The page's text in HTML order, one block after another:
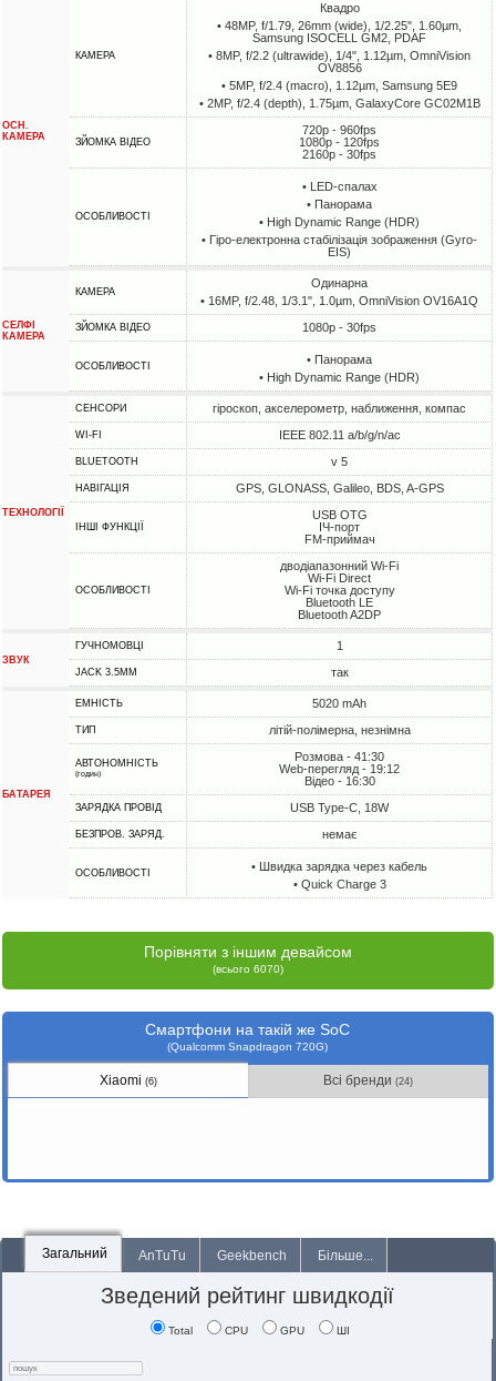
ОСН.
КАМЕРА
КАМЕРА
Квадро
• 48MP, f/1.79, 26mm (wide), 1/2.25", 1.60µm,
Samsung ISOCELL GM2, PDAF
• 8MP, f/2.2 (ultrawide), 1/4", 1.12µm, OmniVision
OV8856
• 5MP, f/2.4 (macro), 1.12µm, Samsung 5E9
• 2MP, f/2.4 (depth), 1.75µm, GalaxyCore GC02M1B
ЗЙОМКА ВІДЕО
720p - 960fps
1080p - 120fps
2160p - 30fps
ОСОБЛИВОСТІ
• LED-спалах
• Панорама
• High Dynamic Range (HDR)
• Гіро-електронна стабілізація зображення (Gyro-
EIS)
СЕЛФІ
КАМЕРА
КАМЕРА
Одинарна
• 16MP, f/2.48, 1/3.1", 1.0µm, OmniVision OV16A1Q
ЗЙОМКА ВІДЕО 1080p - 30fps
ОСОБЛИВОСТІ
• Панорама
• High Dynamic Range (HDR)
ТЕХНОЛОГІЇ
СЕНСОРИ гіроскоп, акселерометр, наближення, компас
WI-FI IEEE 802.11 a/b/g/n/ac
BLUETOOTH v 5
НАВІГАЦІЯ GPS, GLONASS, Galileo, BDS, A-GPS
ІНШІ ФУНКЦІЇ
USB OTG
ІЧ-порт
FM-приймач
ОСОБЛИВОСТІ
дводіапазонний Wi-Fi
Wi-Fi Direct
Wi-Fi точка доступу
Bluetooth LE
Bluetooth A2DP
ЗВУК
ГУЧНОМОВЦІ 1
JACK 3.5MM так
БАТАРЕЯ
ЕМНІСТЬ 5020 mAh
ТИП літій-полімерна, незнімна
АВТОНОМНІСТЬ
(годин)
Розмова - 41:30
Web-перегляд - 19:12
Відео - 16:30
ЗАРЯДКА ПРОВІД USB Type-C, 18W
БЕЗПРОВ. ЗАРЯД. немає
ОСОБЛИВОСТІ
• Швидка зарядка через кабель
• Quick Charge 3
Порівняти з іншим девайсом
(всього 6070)
Смартфони на такій же SoC
(Qualcomm Snapdragon 720G)
Xiaomi (6) Всі бренди(24)
Загальний AnTuTu Geekbench Більше...
Зведений рейтинг швидкодії
Total CPU GPU ШІ